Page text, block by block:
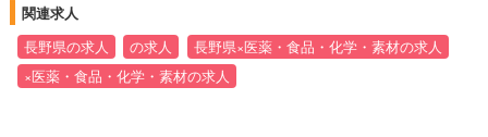
関連求人
長野県の求人 の求人
長野県×医薬・食品・化学・素材の求人
×医薬・食品・化学・素材の求人